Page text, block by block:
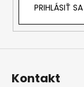
PRIHLÁSIŤ SA
Kontakt